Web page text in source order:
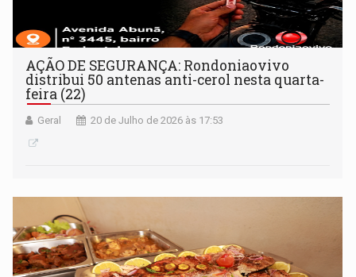
AÇÃO DE SEGURANÇA: Rondoniaovivo
distribui 50 antenas anti-cerol nesta quarta-
feira (22)
Geral 20 de Julho de 2026 às 17:53